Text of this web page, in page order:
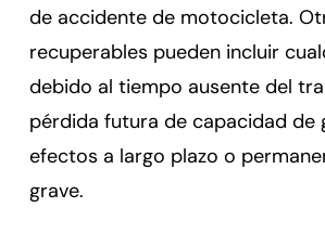
de accidente de motocicleta.
recuperables pueden incluir
debido al tiempo ausente del
pérdida futura de capacidad de
efectos a largo plazo o
grave.